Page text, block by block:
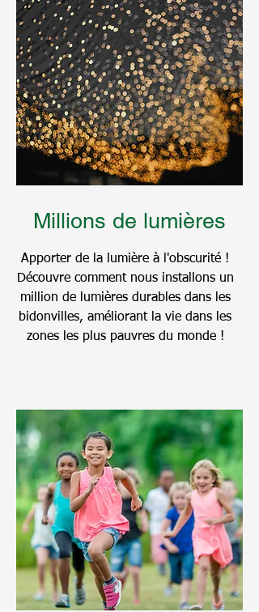
Millions de lumières
Apporter de la lumière à l'obscurité !
Découvre comment nous installons un
million de lumières durables dans les
bidonvilles, améliorant la vie dans les
zones les plus pauvres du monde !